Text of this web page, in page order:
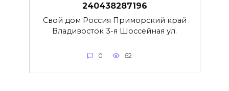
240438287196
Свой дом Россия Приморский край
Владивосток 3-я Шоссейная ул.
0 62